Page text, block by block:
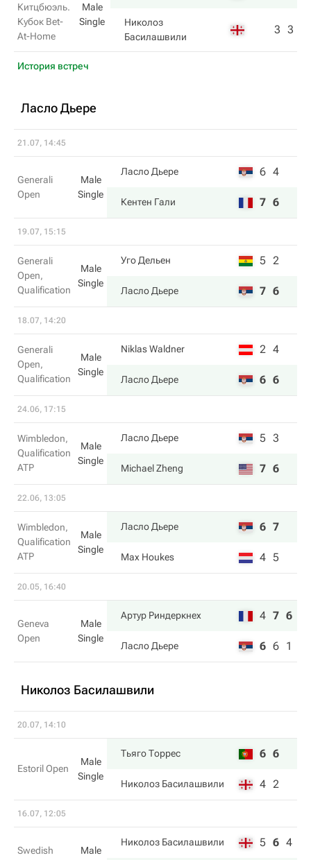
Китцбюэль.
Кубок Bet-
At-Home
Male
Single
Николоз
Басилашвили
3 3
История встреч
Ласло Дьере
21.07, 14:45
Generali
Open
Male
Single
Ласло Дьере 6 4
Кентен Гали 7 6
19.07, 15:15
Generali
Open,
Qualification
Male
Single
Уго Дельен 5 2
Ласло Дьере 7 6
18.07, 14:20
Generali
Open,
Qualification
Male
Single
Niklas Waldner 2 4
Ласло Дьере 6 6
24.06, 17:15
Wimbledon,
Qualification
ATP
Male
Single
Ласло Дьере 5 3
Michael Zheng 7 6
22.06, 13:05
Wimbledon,
Qualification
ATP
Male
Single
Ласло Дьере 6 7
Max Houkes 4 5
20.05, 16:40
Geneva
Open
Male
Single
Артур Риндеркнех 4 7 6
Ласло Дьере 6 6 1
Николоз Басилашвили
20.07, 14:10
Estoril Open
Male
Single
Тьяго Торрес 6 6
Николоз Басилашвили 4 2
16.07, 12:05
Swedish
Male
Николоз Басилашвили 5 6 4